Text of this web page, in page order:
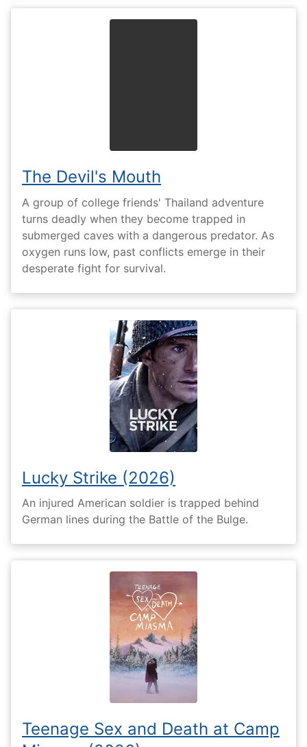
The Devil's Mouth
A group of college friends' Thailand adventure
turns deadly when they become trapped in
submerged caves with a dangerous predator. As
oxygen runs low, past conflicts emerge in their
desperate fight for survival.
Lucky Strike (2026)
An injured American soldier is trapped behind
German lines during the Battle of the Bulge.
Teenage Sex and Death at Camp